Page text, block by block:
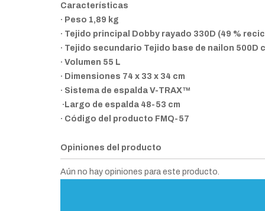
Características
· Peso 1,89 kg
· Tejido principal Dobby rayado 330D (49 %
· Tejido secundario Tejido base de nailon
· Volumen 55 L
· Dimensiones 74 x 33 x 34 cm
· Sistema de espalda V-TRAX™
·Largo de espalda 48-53 cm
· Código del producto FMQ-57
Opiniones del producto
Aún no hay opiniones para este producto.